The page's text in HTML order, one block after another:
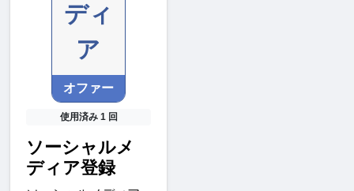
ディ
ア
オファー
使用済み 1 回
ソーシャルメ
ディア登録